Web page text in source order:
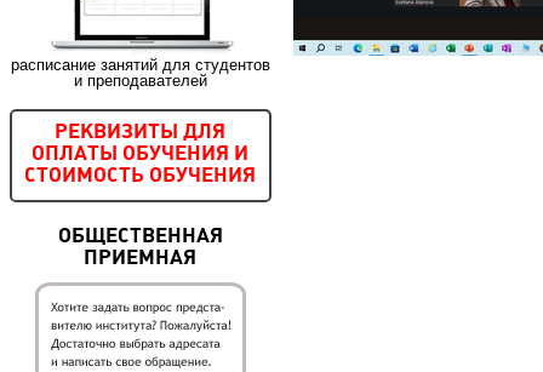
расписание занятий для студентов
и преподавателей
РЕКВИЗИТЫ ДЛЯ
ОПЛАТЫ ОБУЧЕНИЯ И
СТОИМОСТЬ ОБУЧЕНИЯ
ОБЩЕСТВЕННАЯ
ПРИЕМНАЯ